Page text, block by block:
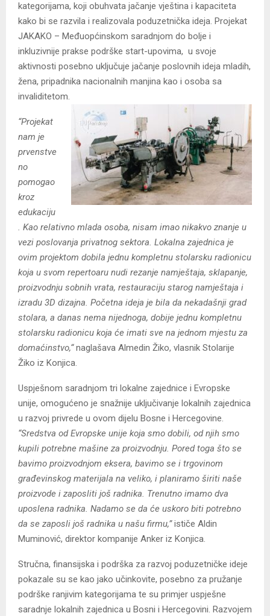
kategorijama, koji obuhvata jačanje vještina i kapaciteta
kako bi se razvila i realizovala poduzetnička ideja. Projekat
JAKAKO – Međuopćinskom saradnjom do bolje i
inkluzivnije prakse podrške start-upovima, u svoje
aktivnosti posebno uključuje jačanje poslovnih ideja mladih,
žena, pripadnika nacionalnih manjina kao i osoba sa
invaliditetom.
“Projekat
nam je
prvenstve
no
pomogao
kroz
edukaciju
. Kao relativno mlada osoba, nisam imao nikakvo znanje u
vezi poslovanja privatnog sektora. Lokalna zajednica je
ovim projektom dobila jednu kompletnu stolarsku radionicu
koja u svom repertoaru nudi rezanje namještaja, sklapanje,
proizvodnju sobnih vrata, restauraciju starog namještaja i
izradu 3D dizajna. Početna ideja je bila da nekadašnji grad
stolara, a danas nema nijednoga, dobije jednu kompletnu
stolarsku radionicu koja će imati sve na jednom mjestu za
domaćinstvo,“naglašava Almedin Žiko, vlasnik Stolarije
Žiko iz Konjica.
Uspješnom saradnjom tri lokalne zajednice i Evropske
unije, omogućeno je snažnije uključivanje lokalnih zajednica
u razvoj privrede u ovom dijelu Bosne i Hercegovine.
“Sredstva od Evropske unije koja smo dobili, od njih smo
kupili potrebne mašine za proizvodnju. Pored toga što se
bavimo proizvodnjom eksera, bavimo se i trgovinom
građevinskog materijala na veliko, i planiramo širiti naše
proizvode i zaposliti još radnika. Trenutno imamo dva
uposlena radnika. Nadamo se da će uskoro biti potrebno
da se zaposli još radnika u našu firmu,”ističe Aldin
Muminović, direktor kompanije Anker iz Konjica.
Stručna, finansijska i podrška za razvoj poduzetničke ideje
pokazale su se kao jako učinkovite, posebno za pružanje
podrške ranjivim kategorijama te su primjer uspješne
saradnje lokalnih zajednica u Bosni i Hercegovini. Razvojem